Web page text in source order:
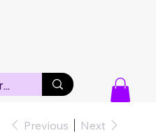
Previous Next